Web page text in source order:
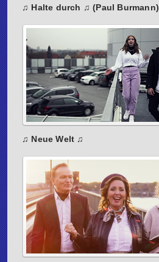
♫ Halte durch ♫ (Paul Burmann)
♫ Neue Welt ♫